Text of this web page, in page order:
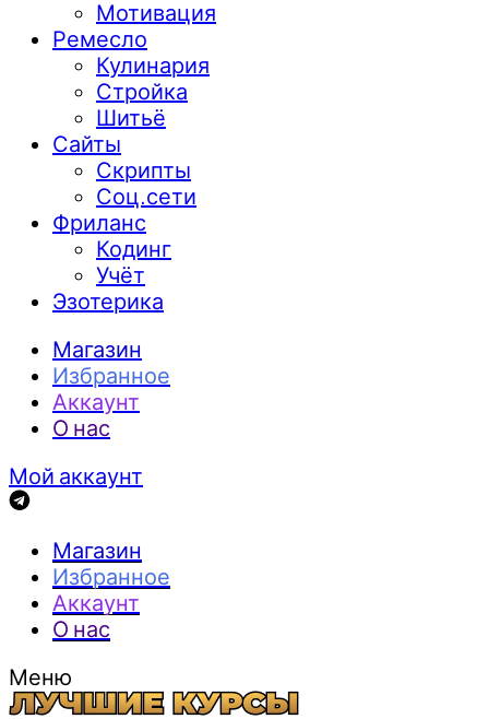
Мотивация
Ремесло
Кулинария
Стройка
Шитьё
Сайты
Скрипты
Соц.сети
Фриланс
Кодинг
Учёт
Эзотерика
Магазин
Избранное
Аккаунт
О нас
Мой аккаунт
Магазин
Избранное
Аккаунт
О нас
Меню